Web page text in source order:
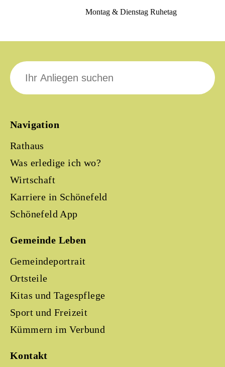
Montag & Dienstag Ruhetag
Navigation
Rathaus
Was erledige ich wo?
Wirtschaft
Karriere in Schönefeld
Schönefeld App
Gemeinde Leben
Gemeindeportrait
Ortsteile
Kitas und Tagespflege
Sport und Freizeit
Kümmern im Verbund
Kontakt
Suche
nach: